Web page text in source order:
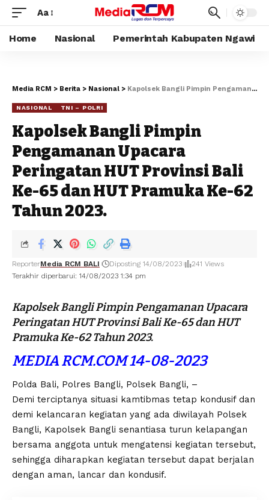
Aa
Home Nasional Pemerintah Kabupaten Ngawi
Media RCM > Berita > Nasional > Kapolsek Bangli Pimpin Pengamanan Upacara Peringatan HUT Provinsi Bali Ke-65 dan HUT Pramuka Ke-62 Tahun 2023.
NASIONAL TNI – POLRI
Kapolsek Bangli Pimpin
Pengamanan Upacara
Peringatan HUT Provinsi Bali
Ke-65 dan HUT Pramuka Ke-62
Tahun 2023.
Terakhir diperbarui: 14/08/2023 1:34 pm
ReporterMedia RCM BALI Diposting 14/08/2023 241 Views
Kapolsek Bangli Pimpin Pengamanan Upacara
Peringatan HUT Provinsi Bali Ke-65 dan HUT
Pramuka Ke-62 Tahun 2023.
MEDIA RCM.COM 14-08-2023
Polda Bali, Polres Bangli, Polsek Bangli, –
Demi terciptanya situasi kamtibmas tetap kondusif dan
demi kelancaran kegiatan yang ada diwilayah Polsek
Bangli, Kapolsek Bangli senantiasa turun kelapangan
bersama anggota untuk mengatensi kegiatan tersebut,
sehingga diharapkan kegiatan tersebut dapat berjalan
dengan aman, lancar dan kondusif.